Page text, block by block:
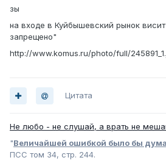
зы
на входе в Куйбышевский рынок
запрещено"
http://www.komus.ru/photo/full/
Цитата
Не любо - не слушай, а врать не
"Величайшей ошибкой было бы
ПСС том 34, стр. 244.